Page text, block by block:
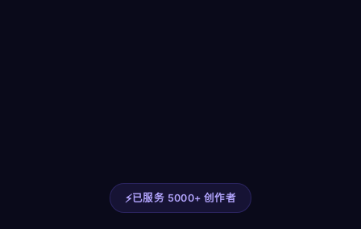
已服务 5000+ 创作者